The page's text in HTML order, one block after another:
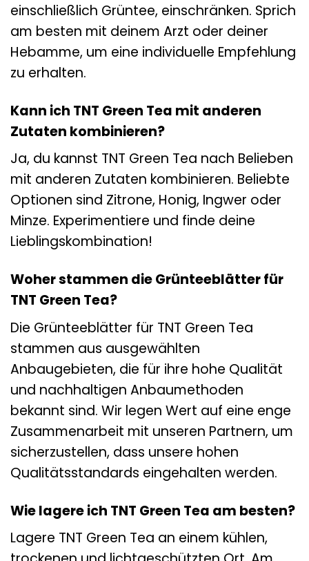
einschließlich Grüntee, einschränken. Sprich
am besten mit deinem Arzt oder deiner
Hebamme, um eine individuelle Empfehlung
zu erhalten.
Kann ich TNT Green Tea mit anderen
Zutaten kombinieren?
Ja, du kannst TNT Green Tea nach Belieben
mit anderen Zutaten kombinieren. Beliebte
Optionen sind Zitrone, Honig, Ingwer oder
Minze. Experimentiere und finde deine
Lieblingskombination!
Woher stammen die Grünteeblätter für
TNT Green Tea?
Die Grünteeblätter für TNT Green Tea
stammen aus ausgewählten
Anbaugebieten, die für ihre hohe Qualität
und nachhaltigen Anbaumethoden
bekannt sind. Wir legen Wert auf eine enge
Zusammenarbeit mit unseren Partnern, um
sicherzustellen, dass unsere hohen
Qualitätsstandards eingehalten werden.
Wie lagere ich TNT Green Tea am besten?
Lagere TNT Green Tea an einem kühlen,